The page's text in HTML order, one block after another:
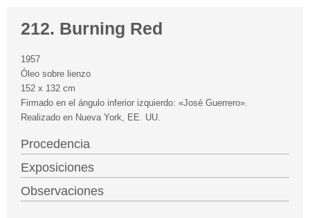
212. Burning Red
1957
Óleo sobre lienzo
152 x 132 cm
Firmado en el ángulo inferior izquierdo: «José Guerrero».
Realizado en Nueva York, EE. UU.
Procedencia
Exposiciones
Observaciones